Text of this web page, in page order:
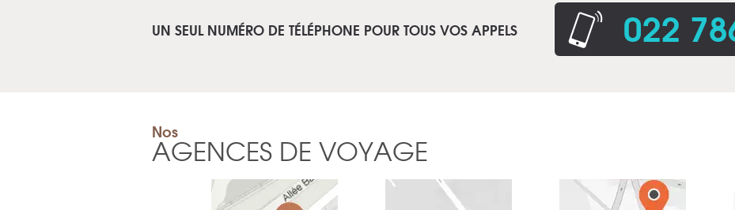
UN SEUL NUMÉRO DE TÉLÉPHONE POUR TOUS VOS APPELS 022
Nos
AGENCES DE VOYAGE